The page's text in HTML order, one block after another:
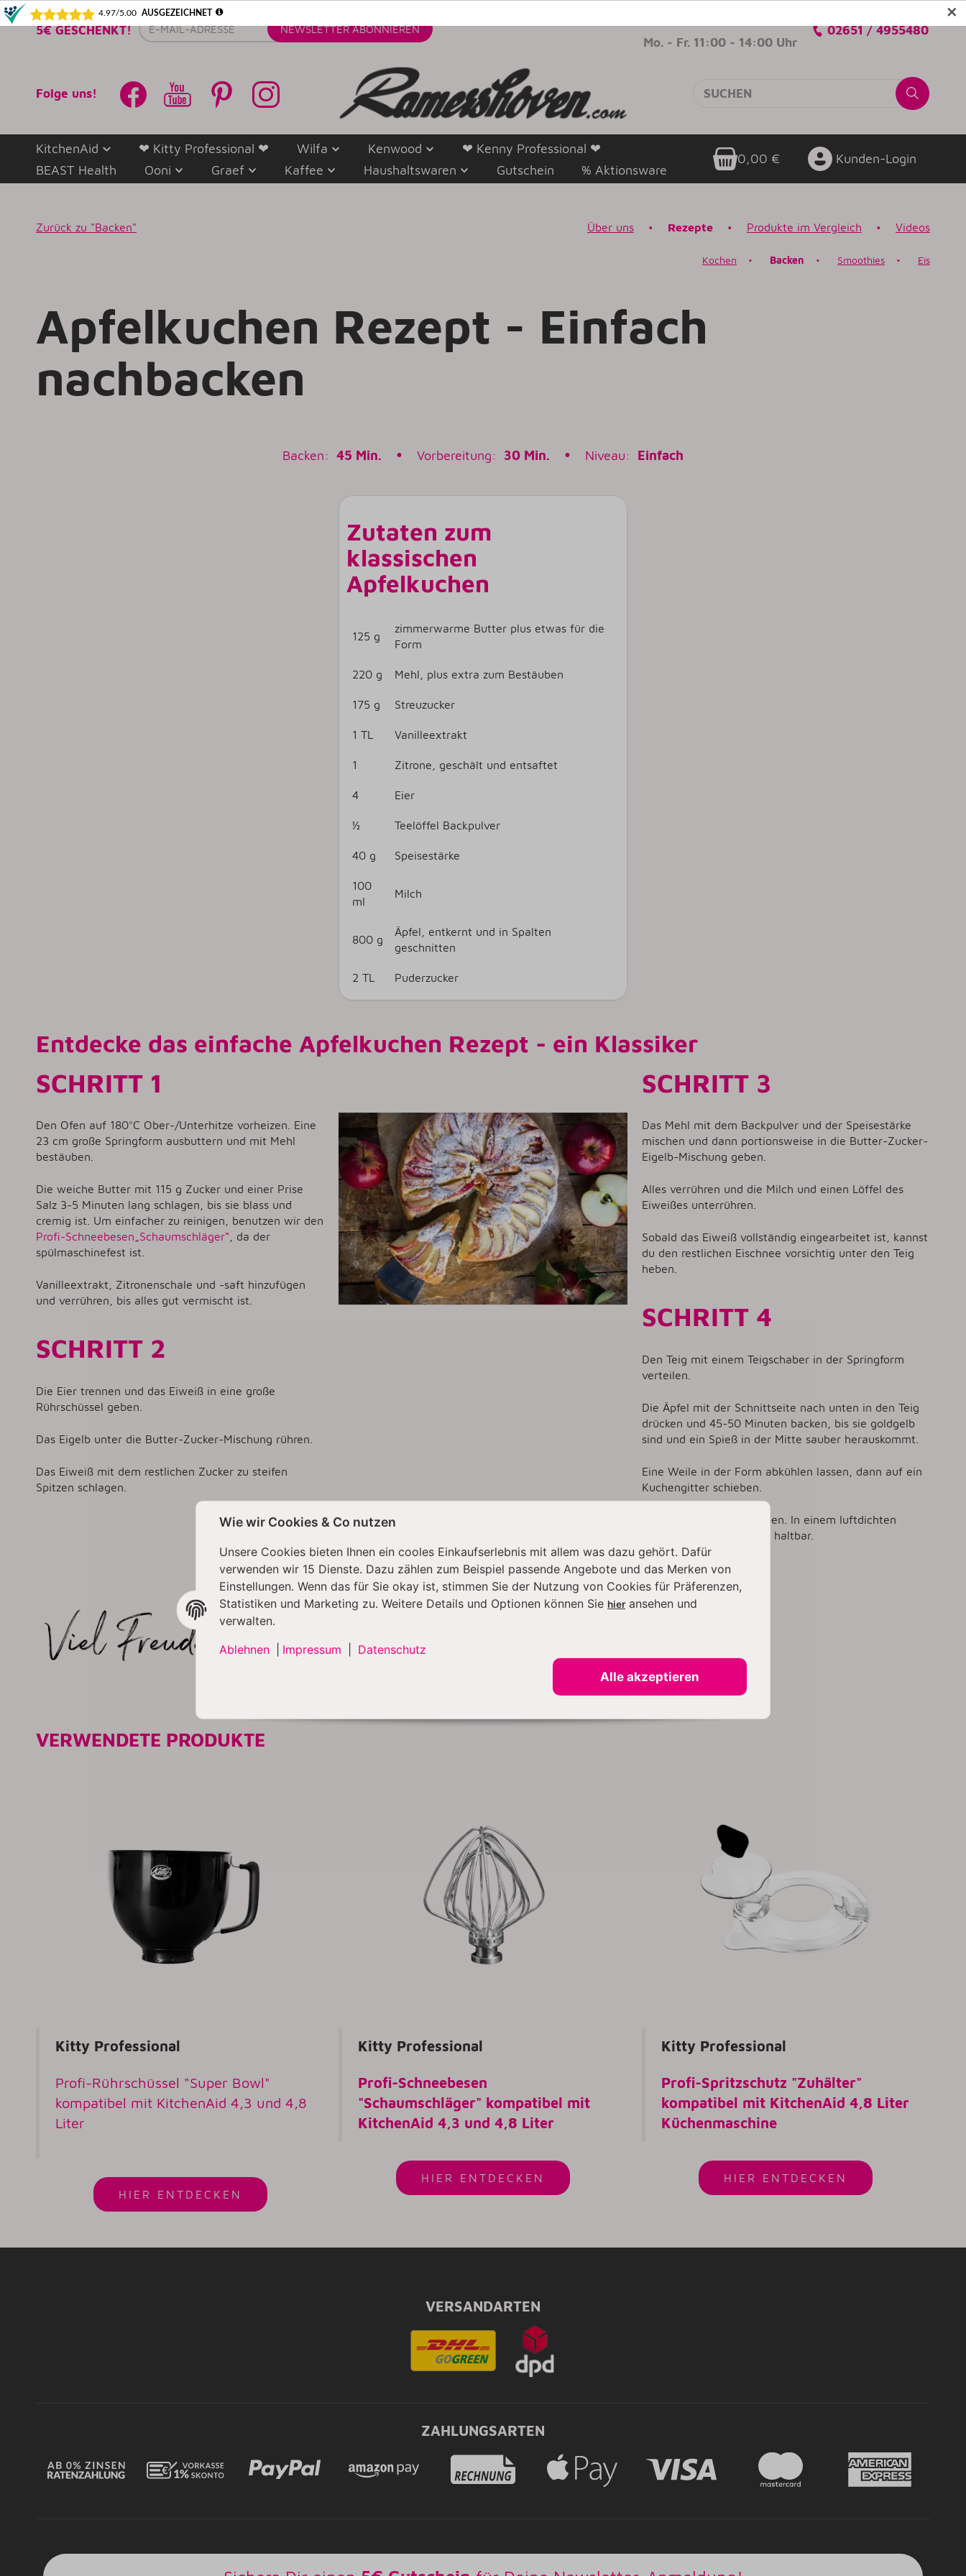
✕
5€ GESCHENKT! E-
Mail-
NEWSLETTER ABONNIEREN
Mo. - Fr. 11:00 - 14:00 Uhr
02651 / 4955480
Folge uns!
KitchenAid ❤ Kitty Professional ❤ Wilfa Kenwood
❤ Kenny Professional ❤
BEAST Health
Ooni Graef Kaffee Haushaltswaren Gutschein % Aktionsware
0,00 € Kunden-Login
Zurück zu "Backen" Über uns • Rezepte • Produkte im Vergleich • Videos
Kochen • Backen • Smoothies • Eis
Apfelkuchen Rezept - Einfach
nachbacken
Backen: 45 Min. • Vorbereitung: 30 Min. • Niveau: Einfach
Zutaten zum
klassischen
Apfelkuchen
125 g
zimmerwarme Butter plus etwas für die
Form
220 g Mehl, plus extra zum Bestäuben
175 g Streuzucker
1 TL Vanilleextrakt
1 Zitrone, geschält und entsaftet
4 Eier
½ Teelöffel Backpulver
40 g Speisestärke
100
ml
Milch
800 g
Äpfel, entkernt und in Spalten
geschnitten
2 TL Puderzucker
Entdecke das einfache Apfelkuchen Rezept - ein Klassiker
SCHRITT 1
Den Ofen auf 180°C Ober-/Unterhitze vorheizen. Eine
23 cm große Springform ausbuttern und mit Mehl
bestäuben.
Die weiche Butter mit 115 g Zucker und einer Prise
Salz 3-5 Minuten lang schlagen, bis sie blass und
cremig ist. Um einfacher zu reinigen, benutzen wir den
Profi-Schneebesen„Schaumschläger“ , da der
spülmaschinefest ist.
Vanilleextrakt, Zitronenschale und -saft hinzufügen
und verrühren, bis alles gut vermischt ist.
SCHRITT 2
Die Eier trennen und das Eiweiß in eine große
Rührschüssel geben.
Das Eigelb unter die Butter-Zucker-Mischung rühren.
Das Eiweiß mit dem restlichen Zucker zu steifen
Spitzen schlagen.
SCHRITT 3
Das Mehl mit dem Backpulver und der Speisestärke
mischen und dann portionsweise in die Butter-Zucker-
Eigelb-Mischung geben.
Alles verrühren und die Milch und einen Löffel des
Eiweißes unterrühren.
Sobald das Eiweiß vollständig eingearbeitet ist, kannst
du den restlichen Eischnee vorsichtig unter den Teig
heben.
SCHRITT 4
Den Teig mit einem Teigschaber in der Springform
verteilen.
Die Äpfel mit der Schnittseite nach unten in den Teig
drücken und 45-50 Minuten backen, bis sie goldgelb
sind und ein Spieß in der Mitte sauber herauskommt.
Eine Weile in der Form abkühlen lassen, dann auf ein
Kuchengitter schieben.
Mit Puderzucker bestäuben. In einem luftdichten
Behälter bis zu drei Tage haltbar.
VERWENDETE PRODUKTE
Kitty Professional
Profi-Rührschüssel "Super Bowl"
kompatibel mit KitchenAid 4,3 und 4,8
Liter
HIER ENTDECKEN
Kitty Professional
Profi-Schneebesen
"Schaumschläger" kompatibel mit
KitchenAid 4,3 und 4,8 Liter
HIER ENTDECKEN
Kitty Professional
Profi-Spritzschutz "Zuhälter"
kompatibel mit KitchenAid 4,8 Liter
Küchenmaschine
HIER ENTDECKEN
VERSANDARTEN
ZAHLUNGSARTEN
Wie wir Cookies & Co nutzen
Unsere Cookies bieten Ihnen ein cooles Einkaufserlebnis mit allem was dazu gehört. Dafür
verwenden wir 15 Dienste. Dazu zählen zum Beispiel passende Angebote und das Merken von
Einstellungen. Wenn das für Sie okay ist, stimmen Sie der Nutzung von Cookies für Präferenzen,
Statistiken und Marketing zu. Weitere Details und Optionen können Sie hier ansehen und
verwalten.
Ablehnen
Impressum
Datenschutz
Alle akzeptieren